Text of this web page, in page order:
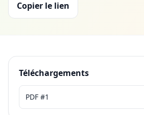
Copier le lien
Téléchargements
PDF #1